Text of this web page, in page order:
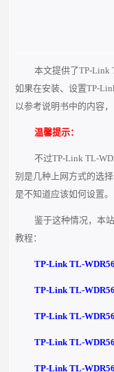
本文提供了TP-Link
如果在安装、设置TP-
以参考说明书中的内容，
温馨提示：
不过TP-Link TL-
别是几种上网方式的选
是不知道应该如何设置。
鉴于这种情况，本
教程：
TP-Link TL-
TP-Link TL-
TP-Link TL-
TP-Link TL-
TP-Link TL-